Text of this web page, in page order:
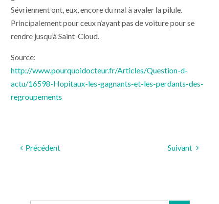
Sévriennent ont, eux, encore du mal à avaler la pilule.
Principalement pour ceux n’ayant pas de voiture pour se
rendre jusqu’à Saint-Cloud.
Source:
http://www.pourquoidocteur.fr/Articles/Question-d-
actu/16598-Hopitaux-les-gagnants-et-les-perdants-des-
regroupements
Précédent Suivant